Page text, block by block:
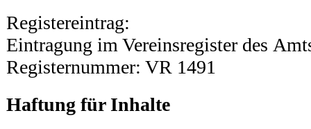
Registereintrag:
Eintragung im Vereinsregister des
Registernummer: VR 1491
Haftung für Inhalte